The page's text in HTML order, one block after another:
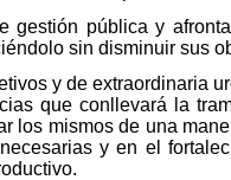
pública y
sin disminuir sus
y de extraordinaria
que conllevará la
los mismos de una
y en el